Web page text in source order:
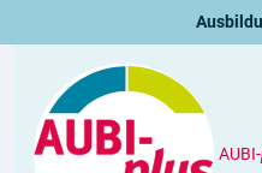
AUBI-
Premiumprofile